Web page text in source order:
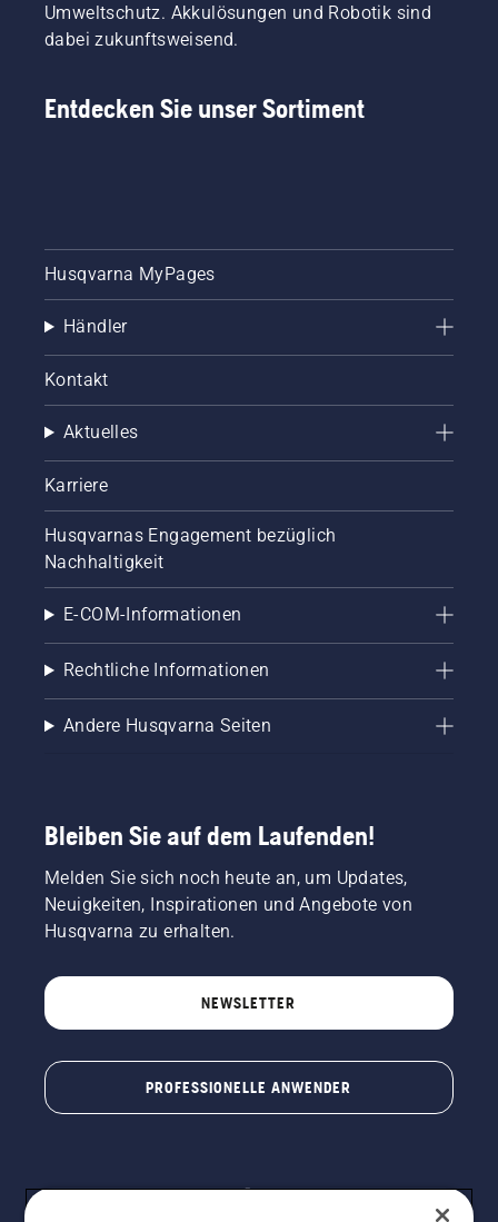
Umweltschutz. Akkulösungen und Robotik sind
dabei zukunftsweisend.
Entdecken Sie unser Sortiment
Husqvarna MyPages
Händler
Kontakt
Aktuelles
Karriere
Husqvarnas Engagement bezüglich
Nachhaltigkeit
E-COM-Informationen
Rechtliche Informationen
Andere Husqvarna Seiten
Bleiben Sie auf dem Laufenden!
Melden Sie sich noch heute an, um Updates,
Neuigkeiten, Inspirationen und Angebote von
Husqvarna zu erhalten.
NEWSLETTER
PROFESSIONELLE ANWENDER